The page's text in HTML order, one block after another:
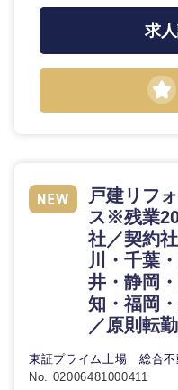
門職
建設・施
工管理
事務職
サービス
神奈川県
求
戸建リフ
ス※残業
社／契約
川・千葉
井・静岡
知・福岡
／原則転
東証プライム上場 総合不
No. 02006481000411